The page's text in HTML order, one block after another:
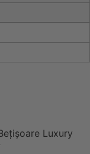
Luxury